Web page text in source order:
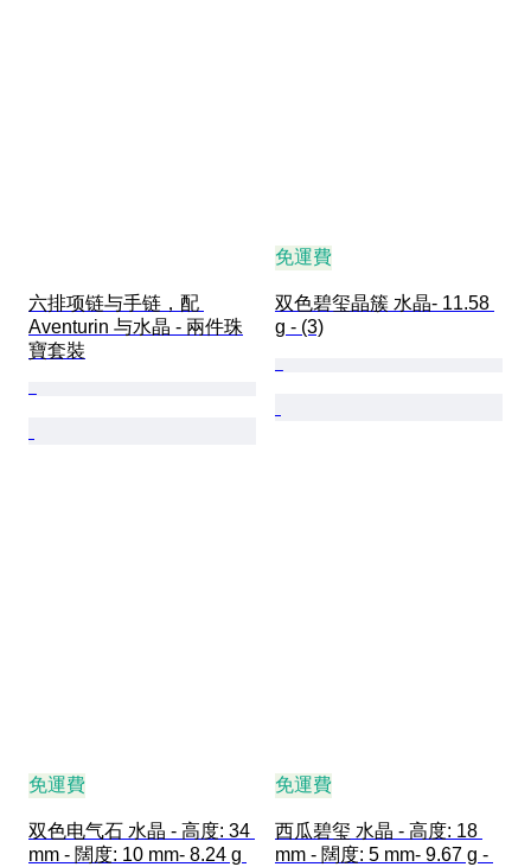
六排项链与手链，配
Aventurin 与水晶 - 兩件珠
寶套裝
免運費
双色碧玺晶簇 水晶- 11.58
g - (3)
免運費
双色电气石 水晶 - 高度: 34
mm - 闊度: 10 mm- 8.24 g
免運費
西瓜碧玺 水晶 - 高度: 18
mm - 闊度: 5 mm- 9.67 g -